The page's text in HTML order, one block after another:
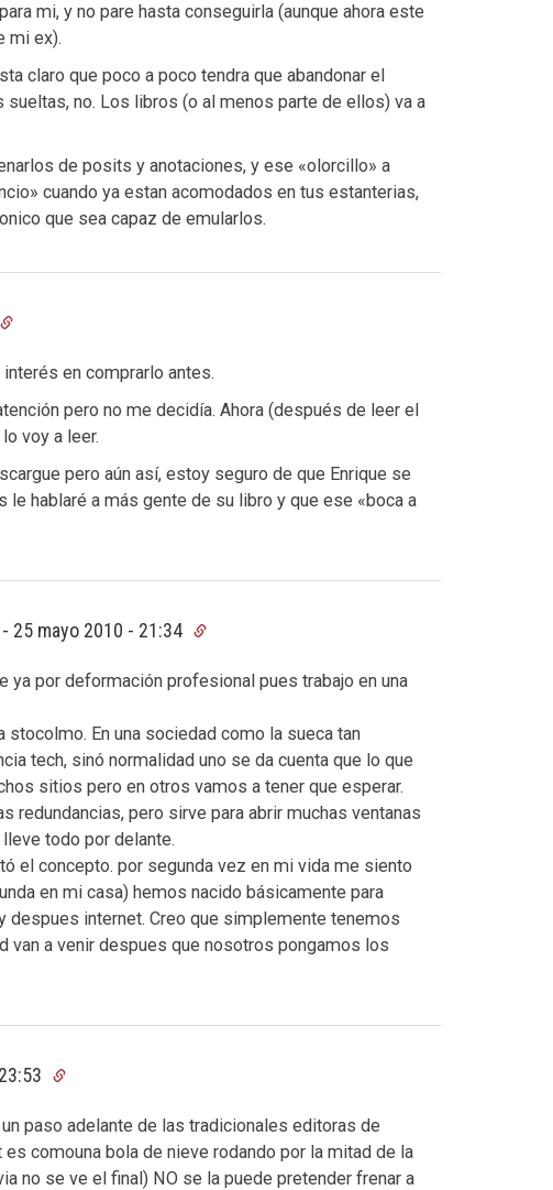
mi, y no pare hasta conseguirla (aunque ahora este
mi ex).
claro que poco a poco tendra que abandonar el
no. Los libros (o al menos parte de ellos) va a
de posits y anotaciones, y ese «olorcillo» a
cuando ya estan acomodados en tus estanterias,
que sea capaz de emularlos.
en comprarlo antes.
pero no me decidía. Ahora (después de leer el
voy a leer.
pero aún así, estoy seguro de que Enrique se
hablaré a más gente de su libro y que ese «boca a
- 25 mayo 2010 - 21:34
ya por deformación profesional pues trabajo en una
En una sociedad como la sueca tan
tech, sinó normalidad uno se da cuenta que lo que
sitios pero en otros vamos a tener que esperar.
redundancias, pero sirve para abrir muchas ventanas
todo por delante.
el concepto. por segunda vez en mi vida me siento
en mi casa) hemos nacido básicamente para
despues internet. Creo que simplemente tenemos
van a venir despues que nosotros pongamos los
paso adelante de las tradicionales editoras de
comouna bola de nieve rodando por la mitad de la
no se ve el final) NO se la puede pretender frenar a